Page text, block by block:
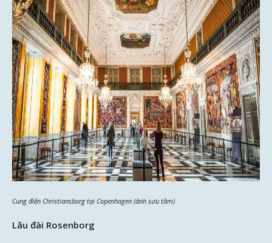
Cung điện Christiansborg tại Copenhagen (ảnh sưu tầm)
Lâu đài Rosenborg